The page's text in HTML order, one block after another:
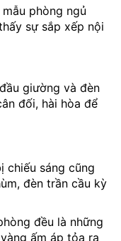
phòng ngủ
sự sắp xếp nội
giường và đèn
đối, hài hòa để
chiếu sáng cũng
đèn trần cầu kỳ
đều là những
ấm áp tỏa ra